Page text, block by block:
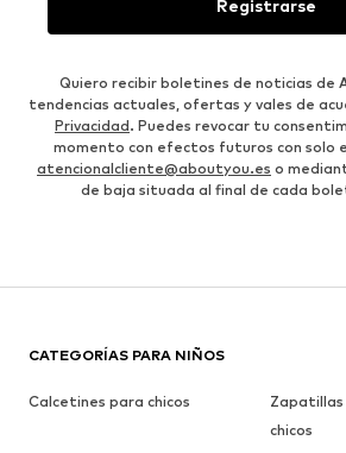
Registrarse
Quiero recibir boletines de noticias de
tendencias actuales, ofertas y vales de
Privacidad. Puedes revocar tu
momento con efectos futuros con solo
atencionalcliente@aboutyou.es o
de baja situada al final de cada
CATEGORÍAS PARA NIÑOS
Calcetines para chicos
chicos